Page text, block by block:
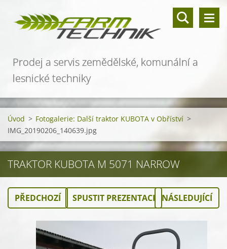
Prodej a servis zemědělské, komunální a
lesnické techniky
Úvod > Fotogalerie: Další traktor KUBOTA v Obříství >
IMG_20190206_140639.jpg
TRAKTOR KUBOTA M 5071 NARROW
PŘEDCHOZÍ SPUSTIT PREZENTACI NÁSLEDUJÍCÍ